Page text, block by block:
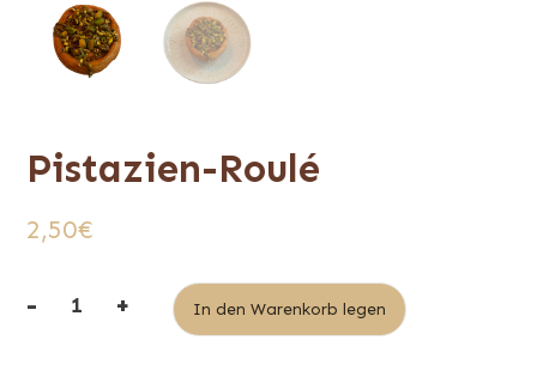
Pistazien-Roulé
2,50€
- + In den Warenkorb legen